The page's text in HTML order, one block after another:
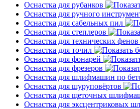
Оснастка для рубанков
Оснастка для ручного
Оснастка для сабельных пил
Оснастка для степлеров
Оснастка для технических фенов
Оснастка для точил
Оснастка для фонарей
Оснастка для фрезеров
Оснастка для шлифмашин по
Оснастка для шуруповёртов
Оснастка для щеточных
Оснастка для эксцентриковых